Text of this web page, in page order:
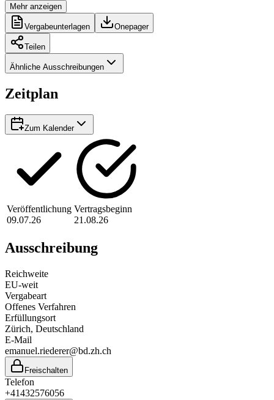
Mehr anzeigen
Vergabeunterlagen Onepager
Teilen
Ähnliche Ausschreibungen
Zeitplan
Zum Kalender
Veröffentlichung
09.07.26
Vertragsbeginn
21.08.26
Ausschreibung
Reichweite
EU-weit
Vergabeart
Offenes Verfahren
Erfüllungsort
Zürich, Deutschland
E-Mail
emanuel.riederer@bd.zh.ch
Freischalten
Telefon
+41432576056